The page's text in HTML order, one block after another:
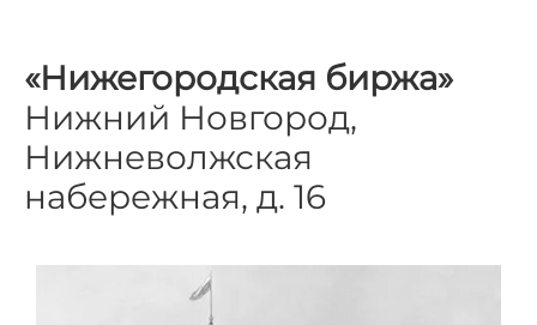
«Нижегородская биржа»
Нижний Новгород,
Нижневолжская
набережная, д. 16